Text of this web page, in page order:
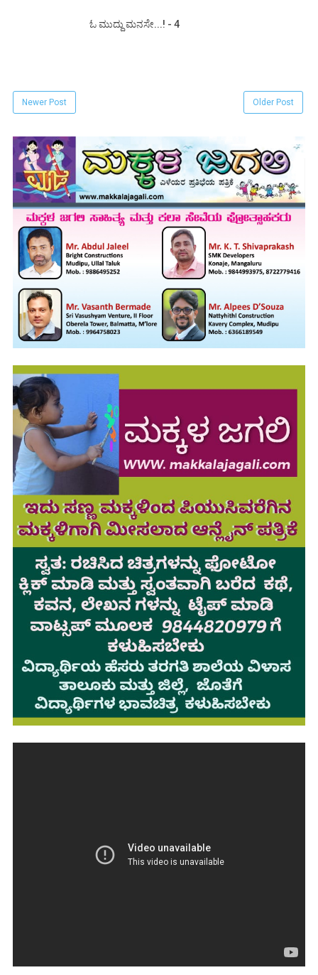
ಓ ಮುದ್ದು ಮನಸೇ...! - 4
Newer Post Older Post